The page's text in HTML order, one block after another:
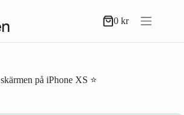
Varukorg
0kr
på iPhone XS ⭐